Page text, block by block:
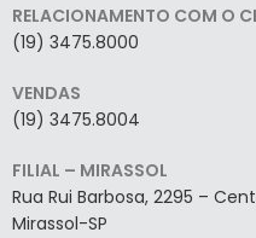
RELACIONAMENTO COM O
(19) 3475.8000
VENDAS
(19) 3475.8004
FILIAL – MIRASSOL
Rua Rui Barbosa, 2295 –
Mirassol-SP